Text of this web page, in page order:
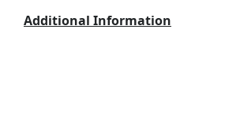
Additional Information